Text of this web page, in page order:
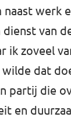
werk
dienst van
ik zoveel
dat
partij die
en